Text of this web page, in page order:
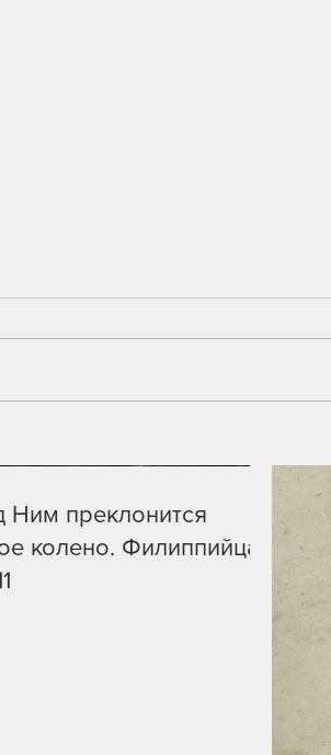
Ним преклонится
колено. Филиппийцам
с сердцами
Я